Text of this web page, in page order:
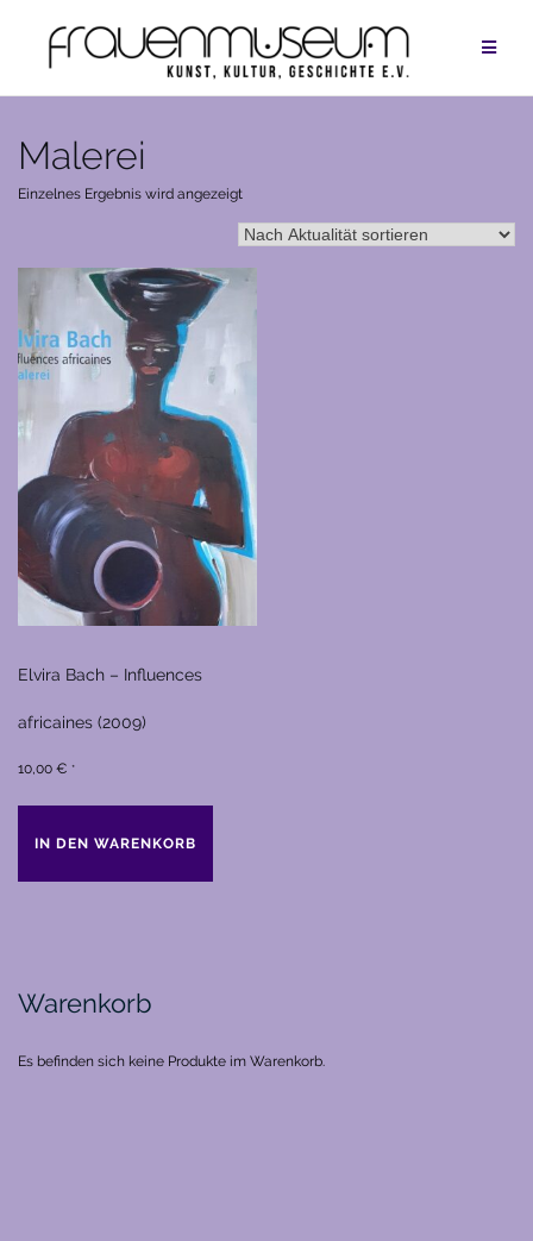
springen
Malerei
Einzelnes Ergebnis wird angezeigt
Elvira Bach – Influences
africaines (2009)
10,00 € *
IN DEN WARENKORB
Warenkorb
Es befinden sich keine Produkte im Warenkorb.